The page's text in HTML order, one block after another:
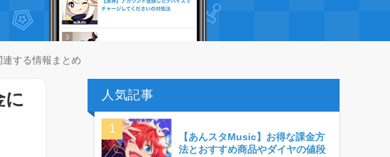
する情報まとめ
に
人気記事
【あんスタMusic】お得な課金方
法とおすすめ商品やダイヤの値段